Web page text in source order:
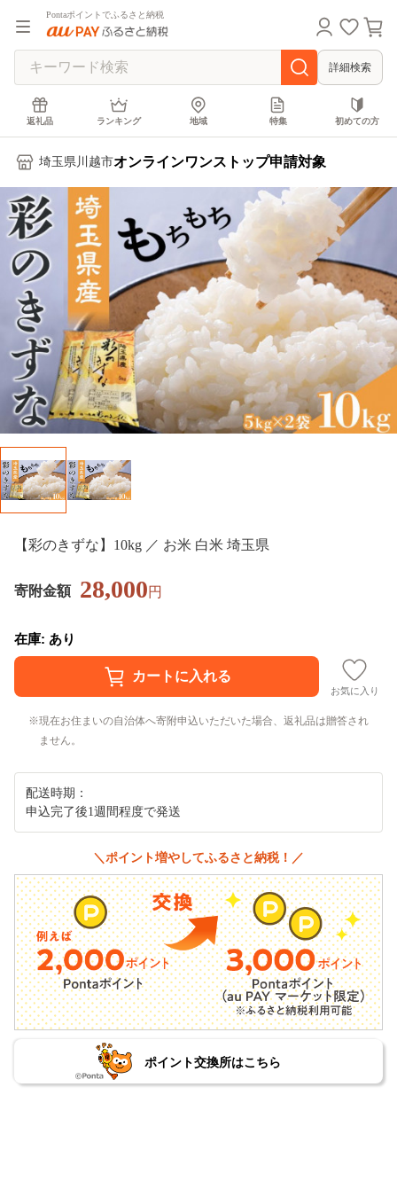
Pontaポイントでふるさと納税
詳細検索
返礼品 ランキング 地域 特集 初めての方
埼玉県川越市オンラインワンストップ申請対象
【彩のきずな】10kg ／ お米 白米 埼玉県
寄附金額 28,000円
在庫: あり
お気に入り
現在お住まいの自治体へ寄附申込いただいた場合、返礼品は贈答され
ません。
配送時期：
申込完了後1週間程度で発送
＼ポイント増やしてふるさと納税！／
ポイント交換所はこちら